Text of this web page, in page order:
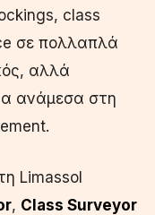
class
σε πολλαπλά
αλλά
ανάμεσα στη
Limassol
, Class Surveyor